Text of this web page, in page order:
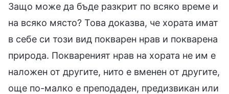
Защо може да бъде разкрит по всяко време и
на всяко място? Това доказва, че хората имат
в себе си този вид покварен нрав и покварена
природа. Поквареният нрав на хората не им е
наложен от другите, нито е вменен от другите,
още по-малко е преподаден, предизвикан или